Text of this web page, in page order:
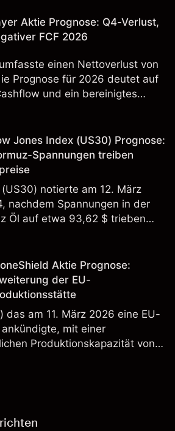
Aktie Prognose: Q4-Verlust,
FCF 2026
einen Nettoverlust von
Prognose für 2026 deutet auf
und ein bereinigtes
Mrd. € hin. Die
für zukünftige Ergebnisse.
Jones Index (US30) Prognose:
Spannungen treiben
notierte am 12. März
nachdem Spannungen in der
Öl auf etwa 93,62 $ trieben
auf 4,4% stieg. Die
für zukünftige Ergebnisse.
Aktie Prognose:
der EU-
das am 11. März 2026 eine EU-
mit einer
Produktionskapazität von
bis Ende 2026. Die